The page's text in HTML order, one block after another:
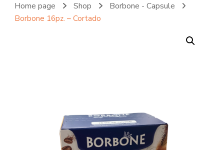
Home page Shop
Borbone - Capsule
Borbone 16pz. – Cortado